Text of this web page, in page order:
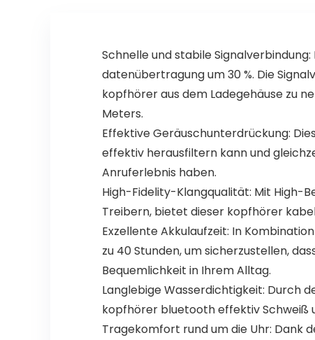
Schnelle und stabile
datenübertragung um 30 %. Die
kopfhörer aus dem Ladegehäuse zu
Meters.
Effektive Geräuschunterdrückung:
effektiv herausfiltern kann und
Anruferlebnis haben.
High-Fidelity-Klangqualität: Mit High-
Treibern, bietet dieser kopfhörer
Exzellente Akkulaufzeit: In
zu 40 Stunden, um sicherzustellen,
Bequemlichkeit in Ihrem Alltag.
Langlebige Wasserdichtigkeit: Durch
kopfhörer bluetooth effektiv Schweiß
Tragekomfort rund um die Uhr: Dank